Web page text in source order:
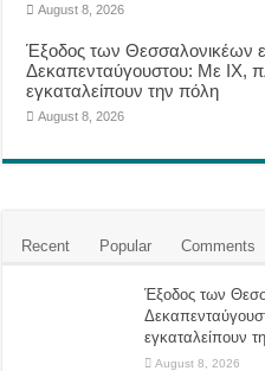
August 8, 2026
Έξοδος των Θεσσαλονικέων
Δεκαπενταύγουστου: Με ΙΧ,
εγκαταλείπουν την πόλη
August 8, 2026
Recent Popular Comments
Έξοδος των
εγκαταλείπουν
August 8, 2026